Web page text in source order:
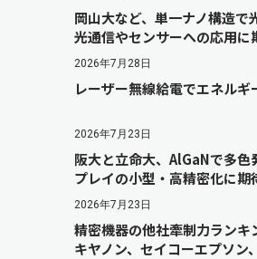
岡山大など、単一ナノ構造
光通信やセンサーへの応用に
2026年7月28日
レーザー無線給電でエネルギ
2026年7月23日
阪大と立命大、AlGaNで多
プレイの小型・高精密化に期
2026年7月23日
精密機器の他社牽制力ラン
キヤノン、セイコーエプソン